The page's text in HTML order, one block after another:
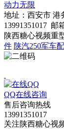
动力无限
地址：西安市
13991351017 邮箱
陕西糖心视频重
件 陕汽250军车
QQ在线咨询
售后咨询热线
13991351017
关注陕西糖心视